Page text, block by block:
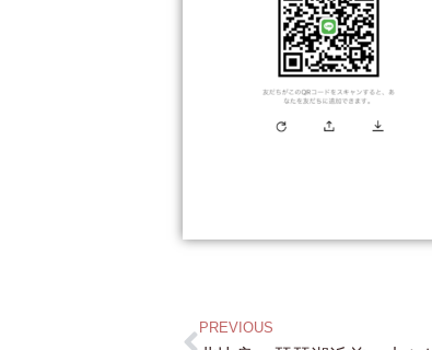
PREVIOUS